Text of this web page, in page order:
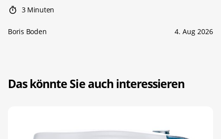
3 Minuten
Boris Boden 4. Aug 2026
Das könnte Sie auch interessieren